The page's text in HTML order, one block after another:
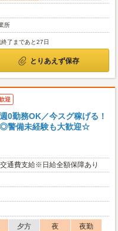
所
終了まであと27日
とりあえず保存
迎
0勤務OK／今スグ稼げる！
警備未経験も大歓迎☆
通費支給※日給全額保障あり
夕方 夜
夜勤